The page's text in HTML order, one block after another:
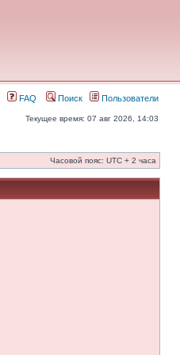
FAQ Поиск Пользователи
Текущее время: 07 авг 2026, 14:03
Часовой пояс: UTC + 2 часа